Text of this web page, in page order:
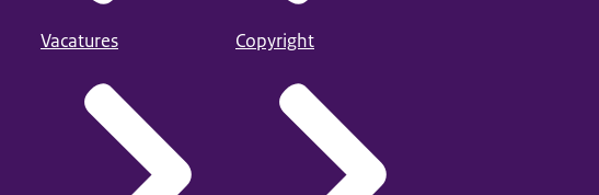
Vacatures Copyright